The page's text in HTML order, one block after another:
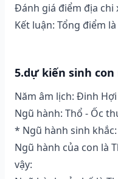
Đánh giá điểm địa chi
Kết luận: Tổng điểm
5.dự kiến sinh con
Năm âm lịch: Đinh Hợi
Ngũ hành: Thổ - Ốc
* Ngũ hành sinh khắc:
Ngũ hành của con là
vậy: